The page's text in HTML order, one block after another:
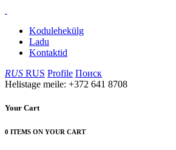
Kodulehekülg
Ladu
Kontaktid
RUS RUS Profile Поиск
Helistage meile: +372 641 8708
Your Cart
0 ITEMS ON YOUR CART